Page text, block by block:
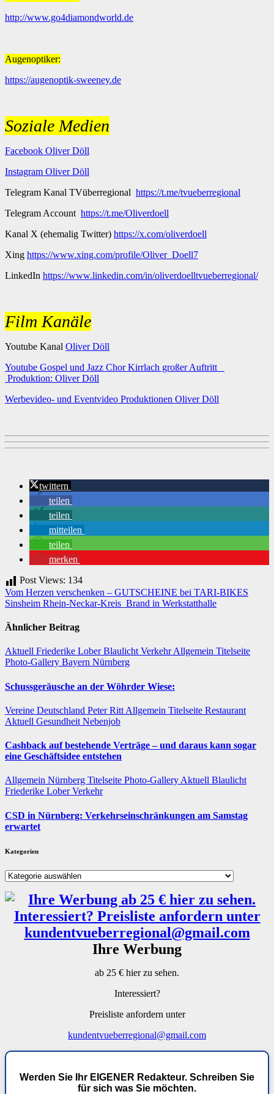
http://www.go4diamondworld.de
Augenoptiker:
https://augenoptik-sweeney.de
Soziale Medien
Facebook Oliver Döll
Instagram Oliver Döll
Telegram Kanal TVüberregional https://t.me/tvueberregional
Telegram Account https://t.me/Oliverdoell
Kanal X (ehemalig Twitter) https://x.com/oliverdoell
Xing https://www.xing.com/profile/Oliver_Doell7
LinkedIn https://www.linkedin.com/in/oliverdoelltvueberregional/
Film Kanäle
Youtube Kanal Oliver Döll
Youtube Gospel und Jazz Chor Kirrlach großer Auftritt
Produktion: Oliver Döll
Werbevideo- und Eventvideo Produktionen Oliver Döll
twittern
teilen
teilen
mitteilen
teilen
merken
Post Views: 134
Beitragsnavigation
Vom Herzen verschenken – GUTSCHEINE bei TARI-BIKES
Sinsheim Rhein-Neckar-Kreis Brand in Werkstatthalle
Ähnlicher Beitrag
Aktuell Friederike LoberBlaulichtVerkehrAllgemein Titelseite
Photo-Gallery Bayern Nürnberg
Schussgeräusche an der Wöhrder Wiese:
Vereine Deutschland Peter Ritt Allgemein Titelseite Restaurant
Aktuell Gesundheit Nebenjob
Cashback auf bestehende Verträge – und daraus kann sogar
eine Geschäftsidee entstehen
Allgemein Nürnberg Titelseite Photo-GalleryAktuell Blaulicht
Friederike LoberVerkehr
CSD in Nürnberg: Verkehrseinschränkungen am Samstag
erwartet
Kategorien
Kategorien
Ihre Werbung
ab 25 € hier zu sehen.
Interessiert?
Preisliste anfordern unter
kundentvueberregional@gmail.com
Werden Sie Ihr EIGENER Redakteur. Schreiben Sie
für sich was Sie möchten.